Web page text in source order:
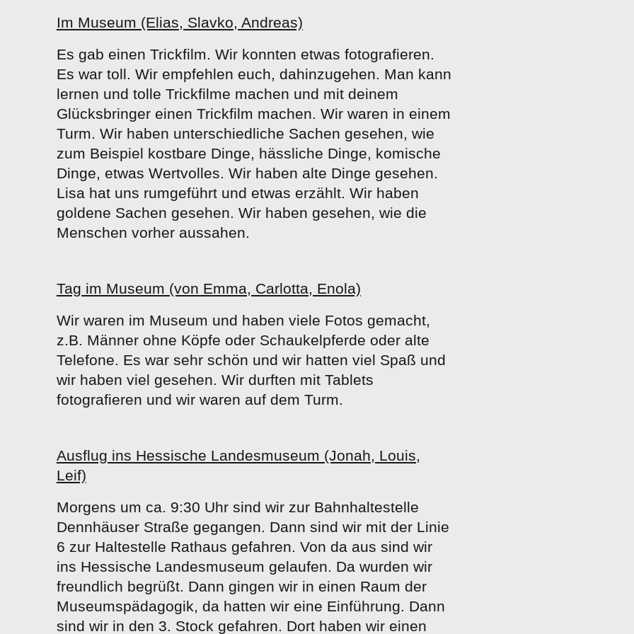
Im Museum (Elias, Slavko, Andreas)
Es gab einen Trickfilm. Wir konnten etwas fotografieren.
Es war toll. Wir empfehlen euch, dahinzugehen. Man kann
lernen und tolle Trickfilme machen und mit deinem
Glücksbringer einen Trickfilm machen. Wir waren in einem
Turm. Wir haben unterschiedliche Sachen gesehen, wie
zum Beispiel kostbare Dinge, hässliche Dinge, komische
Dinge, etwas Wertvolles. Wir haben alte Dinge gesehen.
Lisa hat uns rumgeführt und etwas erzählt. Wir haben
goldene Sachen gesehen. Wir haben gesehen, wie die
Menschen vorher aussahen.
Tag im Museum (von Emma, Carlotta, Enola)
Wir waren im Museum und haben viele Fotos gemacht,
z.B. Männer ohne Köpfe oder Schaukelpferde oder alte
Telefone. Es war sehr schön und wir hatten viel Spaß und
wir haben viel gesehen. Wir durften mit Tablets
fotografieren und wir waren auf dem Turm.
Ausflug ins Hessische Landesmuseum (Jonah, Louis,
Leif)
Morgens um ca. 9:30 Uhr sind wir zur Bahnhaltestelle
Dennhäuser Straße gegangen. Dann sind wir mit der Linie
6 zur Haltestelle Rathaus gefahren. Von da aus sind wir
ins Hessische Landesmuseum gelaufen. Da wurden wir
freundlich begrüßt. Dann gingen wir in einen Raum der
Museumspädagogik, da hatten wir eine Einführung. Dann
sind wir in den 3. Stock gefahren. Dort haben wir einen